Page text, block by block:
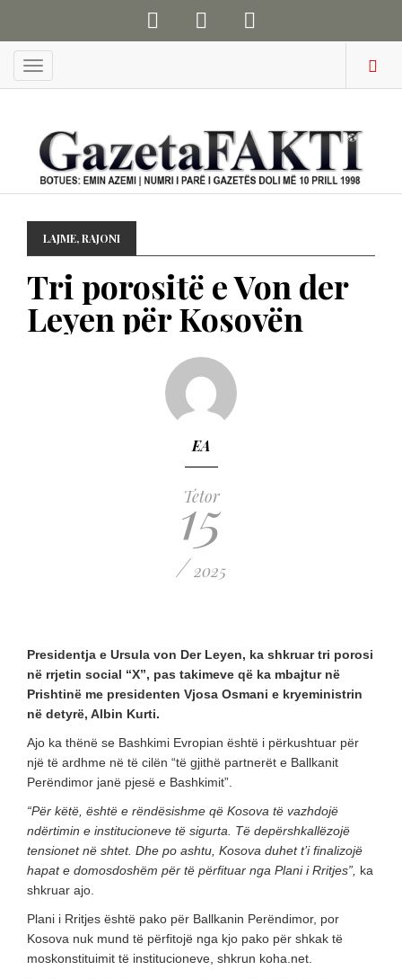
Menu
LAJME,RAJONI
Tri porositë e Von der
Leyen për Kosovën
EA
Tetor
15
/ 2025
Presidentja e Ursula von Der Leyen, ka shkruar tri porosi
në rrjetin social “X”, pas takimeve që ka mbajtur në
Prishtinë me presidenten Vjosa Osmani e kryeministrin
në detyrë, Albin Kurti.
Ajo ka thënë se Bashkimi Evropian është i përkushtuar për
një të ardhme në të cilën “të gjithë partnerët e Ballkanit
Perëndimor janë pjesë e Bashkimit”.
“Për këtë, është e rëndësishme që Kosova të vazhdojë
ndërtimin e institucioneve të sigurta. Të depërshkallëzojë
tensionet në shtet. Dhe po ashtu, Kosova duhet t’i finalizojë
hapat e domosdoshëm për të përfituar nga Plani i Rritjes”, ka
shkruar ajo.
Plani i Rritjes është pako për Ballkanin Perëndimor, por
Kosova nuk mund të përfitojë nga kjo pako për shkak të
moskonstituimit të institucioneve, shkrun koha.net.